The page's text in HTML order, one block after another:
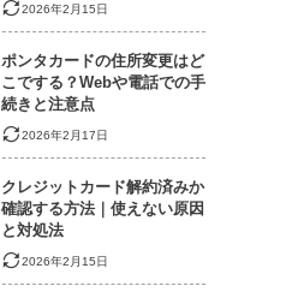
2026年2月15日
ポンタカードの住所変更はど
こでする？Webや電話での手
続きと注意点
2026年2月17日
クレジットカード解約済みか
確認する方法｜使えない原因
と対処法
2026年2月15日